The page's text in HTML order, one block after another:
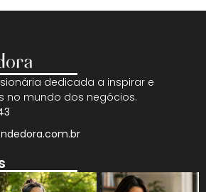
dedicada a inspirar e
no mundo dos negócios.